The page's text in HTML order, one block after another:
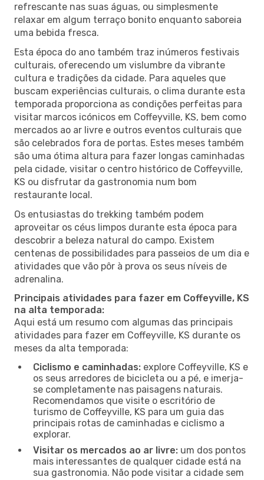
refrescante nas suas águas, ou simplesmente
relaxar em algum terraço bonito enquanto saboreia
uma bebida fresca.
Esta época do ano também traz inúmeros festivais
culturais, oferecendo um vislumbre da vibrante
cultura e tradições da cidade. Para aqueles que
buscam experiências culturais, o clima durante esta
temporada proporciona as condições perfeitas para
visitar marcos icónicos em Coffeyville, KS, bem como
mercados ao ar livre e outros eventos culturais que
são celebrados fora de portas. Estes meses também
são uma ótima altura para fazer longas caminhadas
pela cidade, visitar o centro histórico de Coffeyville,
KS ou disfrutar da gastronomia num bom
restaurante local.
Os entusiastas do trekking também podem
aproveitar os céus limpos durante esta época para
descobrir a beleza natural do campo. Existem
centenas de possibilidades para passeios de um dia e
atividades que vão pôr à prova os seus níveis de
adrenalina.
Principais atividades para fazer em Coffeyville, KS
na alta temporada:
Aqui está um resumo com algumas das principais
atividades para fazer em Coffeyville, KS durante os
meses da alta temporada:
Ciclismo e caminhadas: explore Coffeyville, KS e
os seus arredores de bicicleta ou a pé, e imerja-
se completamente nas paisagens naturais.
Recomendamos que visite o escritório de
turismo de Coffeyville, KS para um guia das
principais rotas de caminhadas e ciclismo a
explorar.
Visitar os mercados ao ar livre: um dos pontos
mais interessantes de qualquer cidade está na
sua gastronomia. Não pode visitar a cidade sem